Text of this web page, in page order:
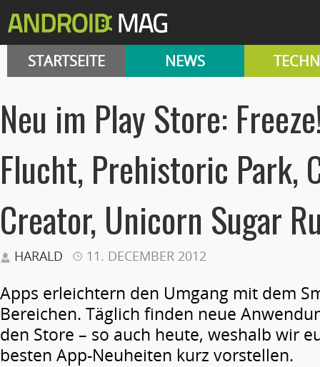
STARTSEITE NEWS
Neu im Play Store:
Flucht, Prehistoric Park,
Creator, Unicorn Sugar
HARALD 11. DECEMBER 2012
Apps erleichtern den Umgang mit dem
Bereichen. Täglich finden neue
den Store – so auch heute, weshalb wir
besten App-Neuheiten kurz vorstellen.